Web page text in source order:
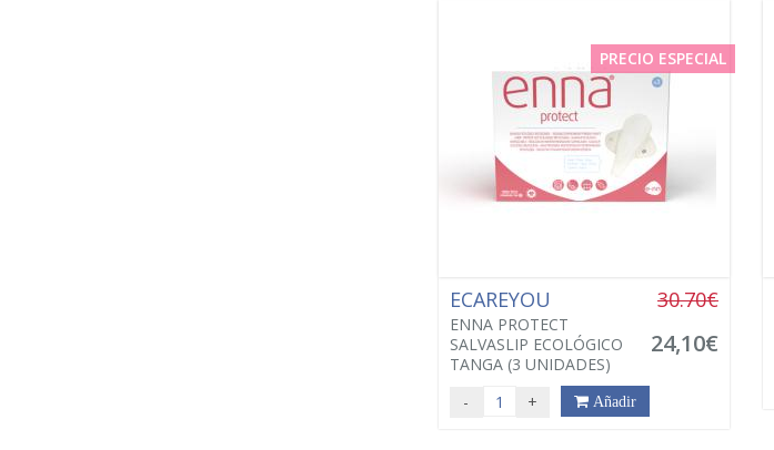
PRECIO ESPECIAL
ECAREYOU
ENNA PROTECT
SALVASLIP ECOLÓGICO
TANGA (3 UNIDADES)
30.70€
24,10€
- + Añadir